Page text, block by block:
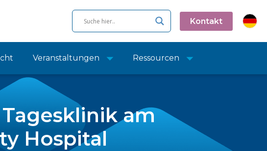
Kontakt
Veranstaltungen Ressourcen
am
Hospital